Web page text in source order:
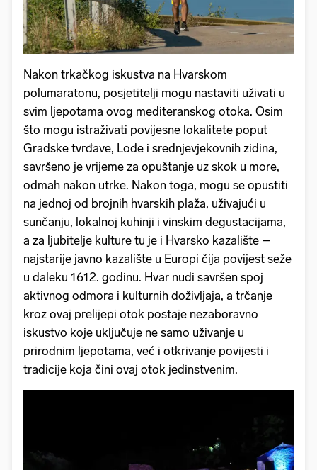
Nakon trkačkog iskustva na Hvarskom
polumaratonu, posjetitelji mogu nastaviti uživati u
svim ljepotama ovog mediteranskog otoka. Osim
što mogu istraživati povijesne lokalitete poput
Gradske tvrđave, Lođe i srednjevjekovnih zidina,
savršeno je vrijeme za opuštanje uz skok u more,
odmah nakon utrke. Nakon toga, mogu se opustiti
na jednoj od brojnih hvarskih plaža, uživajući u
sunčanju, lokalnoj kuhinji i vinskim degustacijama,
a za ljubitelje kulture tu je i Hvarsko kazalište –
najstarije javno kazalište u Europi čija povijest seže
u daleku 1612. godinu. Hvar nudi savršen spoj
aktivnog odmora i kulturnih doživljaja, a trčanje
kroz ovaj prelijepi otok postaje nezaboravno
iskustvo koje uključuje ne samo uživanje u
prirodnim ljepotama, već i otkrivanje povijesti i
tradicije koja čini ovaj otok jedinstvenim.